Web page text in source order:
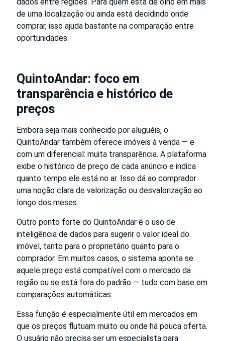
de uma localização ou ainda está decidindo onde
comprar, isso ajuda bastante na comparação entre
oportunidades.
QuintoAndar: foco em
transparência e histórico de
preços
Embora seja mais conhecido por aluguéis, o
QuintoAndar também oferece imóveis à venda — e
com um diferencial: muita transparência. A plataforma
exibe o histórico de preço de cada anúncio e indica
quanto tempo ele está no ar. Isso dá ao comprador
uma noção clara de valorização ou desvalorização ao
longo dos meses.
Outro ponto forte do QuintoAndar é o uso de
inteligência de dados para sugerir o valor ideal do
imóvel, tanto para o proprietário quanto para o
comprador. Em muitos casos, o sistema aponta se
aquele preço está compatível com o mercado da
região ou se está fora do padrão — tudo com base em
comparações automáticas.
Essa função é especialmente útil em mercados em
que os preços flutuam muito ou onde há pouca oferta.
O usuário não precisa ser um especialista para